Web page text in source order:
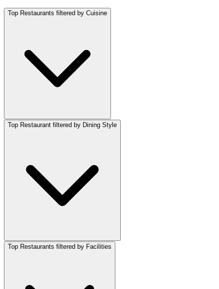
Top Restaurants filtered by Cuisine
Top Restaurant filtered by Dining Style
Top Restaurants filtered by Facilities